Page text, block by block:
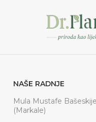
NAŠE RADNJE
Mula Mustafe Bašeskije
(Markale)